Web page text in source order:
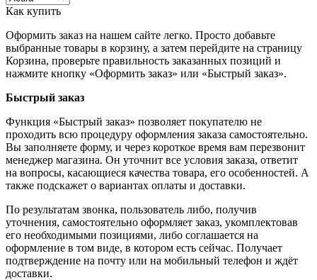
Как купить
Оформить заказ на нашем сайте легко. Просто добавьте
выбранные товары в корзину, а затем перейдите на страницу
Корзина, проверьте правильность заказанных позиций и
нажмите кнопку «Оформить заказ» или «Быстрый заказ».
Быстрый заказ
Функция «Быстрый заказ» позволяет покупателю не
проходить всю процедуру оформления заказа самостоятельно.
Вы заполняете форму, и через короткое время вам перезвонит
менеджер магазина. Он уточнит все условия заказа, ответит
на вопросы, касающиеся качества товара, его особенностей. А
также подскажет о вариантах оплаты и доставки.
По результатам звонка, пользователь либо, получив
уточнения, самостоятельно оформляет заказ, укомплектовав
его необходимыми позициями, либо соглашается на
оформление в том виде, в котором есть сейчас. Получает
подтверждение на почту или на мобильный телефон и ждёт
доставки.